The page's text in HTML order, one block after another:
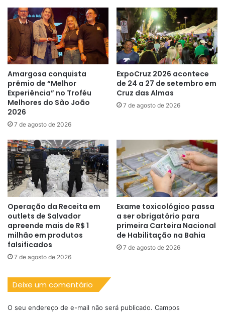
Amargosa conquista
prêmio de “Melhor
Experiência” no Troféu
Melhores do São João
2026
7 de agosto de 2026
ExpoCruz 2026 acontece
de 24 a 27 de setembro em
Cruz das Almas
7 de agosto de 2026
Operação da Receita em
outlets de Salvador
apreende mais de R$ 1
milhão em produtos
falsificados
7 de agosto de 2026
Exame toxicológico passa
a ser obrigatório para
primeira Carteira Nacional
de Habilitação na Bahia
7 de agosto de 2026
Deixe um comentário
O seu endereço de e-mail não será publicado. Campos